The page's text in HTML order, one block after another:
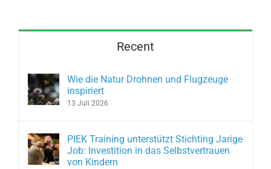
Recent
Wie die Natur Drohnen und Flugzeuge
inspiriert
13 Juli 2026
PIEK Training unterstützt Stichting Jarige
Job: Investition in das Selbstvertrauen
von Kindern